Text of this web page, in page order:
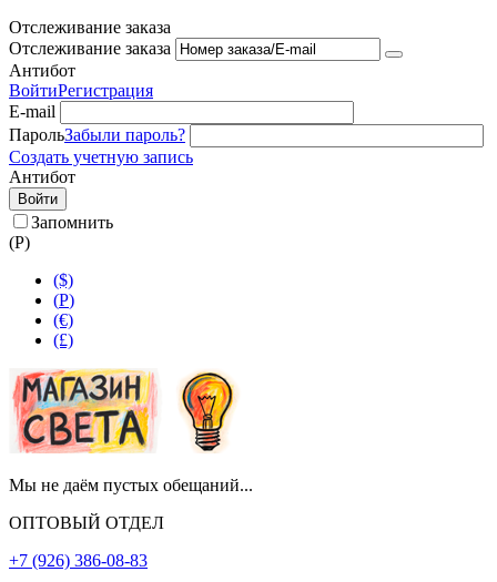
Отслеживание заказа
Отслеживание заказа
Антибот
ВойтиРегистрация
E-mail
ПарольЗабыли пароль?
Создать учетную запись
Антибот
Войти
Запомнить
(Р)
($)
(Р)
(€)
(£)
Мы не даём пустых обещаний...
ОПТОВЫЙ ОТДЕЛ
+7 (926) 386-08-83